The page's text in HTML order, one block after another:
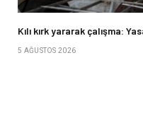
Kılı kırk yararak çalışma:
5 AĞUSTOS 2026